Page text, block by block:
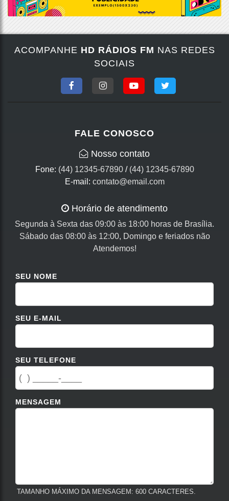
ACOMPANHE HD RÁDIOS FM NAS REDES
SOCIAIS
FALE CONOSCO
Nosso contato
Fone: (44) 12345-67890/ (44) 12345-67890
E-mail: contato@email.com
Horário de atendimento
Segunda à Sexta das 09:00 às 18:00 horas de Brasília.
Sábado das 08:00 às 12:00, Domingo e feriados não
Atendemos!
SEU NOME
SEU E-MAIL
SEU TELEFONE
MENSAGEM
TAMANHO MÁXIMO DA MENSAGEM: 600 CARACTERES.